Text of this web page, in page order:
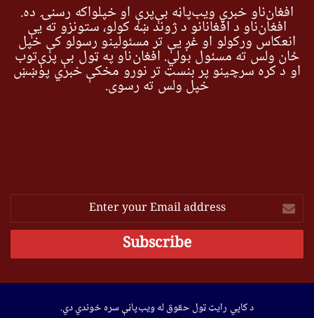
افغان‌ناو خبري ویب‌پاڼه بې‌پرې او خپلواکه رسنۍ ده.
افغان‌ناو د افغانانو د ژوند ښه کولو، ستونزو ته یې
انعکاس ورکولو او غږ یې تر مسئولینو رسولو کې خپل
ځان ولس ته مسئول بولي. افغان‌ناو په ټول بې پرې‌توب
او د کره سرچینو پر بنسټ تر نورو مخکې خبري پوښښ
خپل ولس ته رسوي.
Enter
your
Email
د کاپي رایټ ټول حقوق له ویب‌پاڼې سره خوندي دي.